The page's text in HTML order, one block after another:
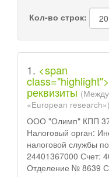
Кол-во строк:
1. <span
реквизиты
«European research»)
ООО "Олимп" КПП
Налоговый орган:
налоговой службы
24401367000 Счет:
Отделение № 8639